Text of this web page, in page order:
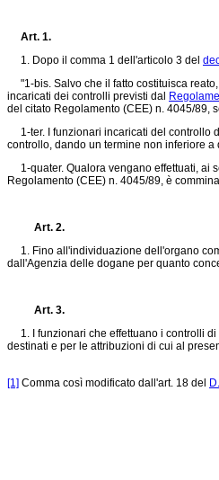
Art. 1.
1. Dopo il comma 1 dell'articolo 3 del
"1-bis. Salvo che il fatto costituisca
incaricati dei controlli previsti dal
del citato Regolamento (CEE) n. 4045/89,
1-ter. I funzionari incaricati del controllo
controllo, dando un termine non inferiore a
1-quater. Qualora vengano effettuati, ai
Regolamento (CEE) n. 4045/89, è
Art. 2.
1. Fino all'individuazione dell'organo
dall'Agenzia delle dogane per quanto
Art. 3.
1. I funzionari che effettuano i controlli di
destinati e per le attribuzioni di cui al
[1] Comma così modificato dall'art. 18 del